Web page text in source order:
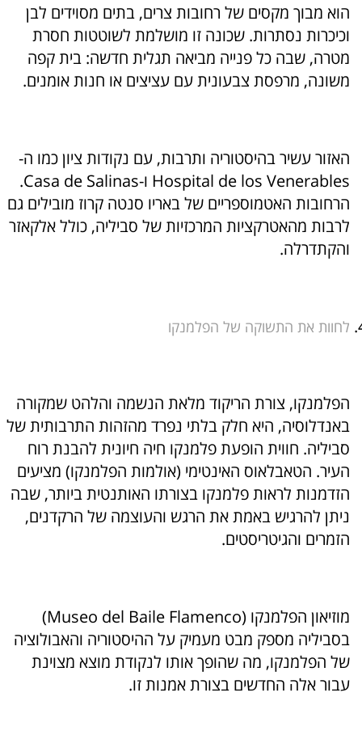
הוא מבוך מקסים של רחובות צרים, בתים מסוידים לבן
וכיכרות נסתרות. שכונה זו מושלמת לשוטטות חסרת
מטרה, שבה כל פנייה מביאה תגלית חדשה: בית קפה
משונה, מרפסת צבעונית עם עציצים או חנות אומנים.
האזור עשיר בהיסטוריה ותרבות, עם נקודות ציון כמו ה-
Hospital de los Venerables ו-Casa de Salinas.
הרחובות האטמוספריים של באריו סנטה קרוז מובילים גם
לרבות מהאטרקציות המרכזיות של סביליה, כולל אלקאזר
והקתדרלה.
לחוות את התשוקה של הפלמנקו
הפלמנקו, צורת הריקוד מלאת הנשמה והלהט שמקורה
באנדלוסיה, היא חלק בלתי נפרד מהזהות התרבותית של
סביליה. חווית הופעת פלמנקו חיה חיונית להבנת רוח
העיר. הטאבלאוס האינטימי (אולמות הפלמנקו) מציעים
הזדמנות לראות פלמנקו בצורתו האותנטית ביותר, שבה
ניתן להרגיש באמת את הרגש והעוצמה של הרקדנים,
הזמרים והגיטריסטים.
מוזיאון הפלמנקו (Museo del Baile Flamenco)
בסביליה מספק מבט מעמיק על ההיסטוריה והאבולוציה
של הפלמנקו, מה שהופך אותו לנקודת מוצא מצוינת
עבור אלה החדשים בצורת אמנות זו.